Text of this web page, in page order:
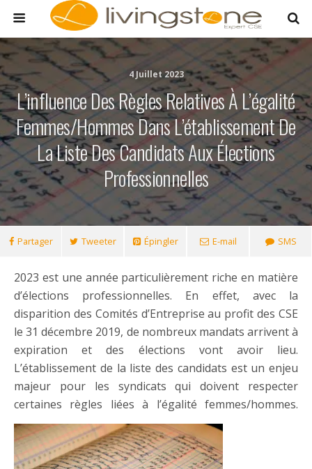
4 Juillet 2023
L’influence Des Règles Relatives À L’égalité
Femmes/hommes Dans L’établissement De
La Liste Des Candidats Aux Élections
Professionnelles
Partager Tweeter Épingler E-mail SMS
2023 est une année particulièrement riche en matière
d’élections professionnelles. En effet, avec la
disparition des Comités d’Entreprise au profit des CSE
le 31 décembre 2019, de nombreux mandats arrivent à
expiration et des élections vont avoir lieu.
L’établissement de la liste des candidats est un enjeu
majeur pour les syndicats qui doivent respecter
certaines règles liées à l’égalité femmes/hommes.